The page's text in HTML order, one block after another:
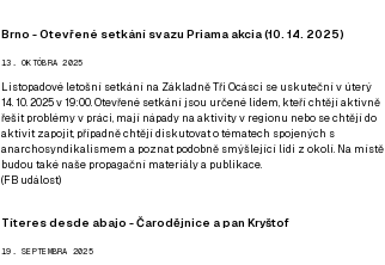
Brno - Otevřené setkání svazu Priama akcia (10. 14. 2025)
13. OKTÓBRA 2025
Listopadové letošní setkání na Základně Tři Ocásci se uskuteční v úterý
14. 10. 2025 v 19:00. Otevřené setkání jsou určené lidem, kteří chtějí aktivně
řešit problémy v práci, mají nápady na aktivity v regionu nebo se chtějí do
aktivit zapojit, případně chtějí diskutovat o tématech spojených s
anarchosyndikalismem a poznat podobně smýšlející lidi z okolí. Na místě
budou také naše propagační materiály a publikace.
(FB událost)
Títeres desde abajo - Čarodějnice a pan Kryštof
19. SEPTEMBRA 2025